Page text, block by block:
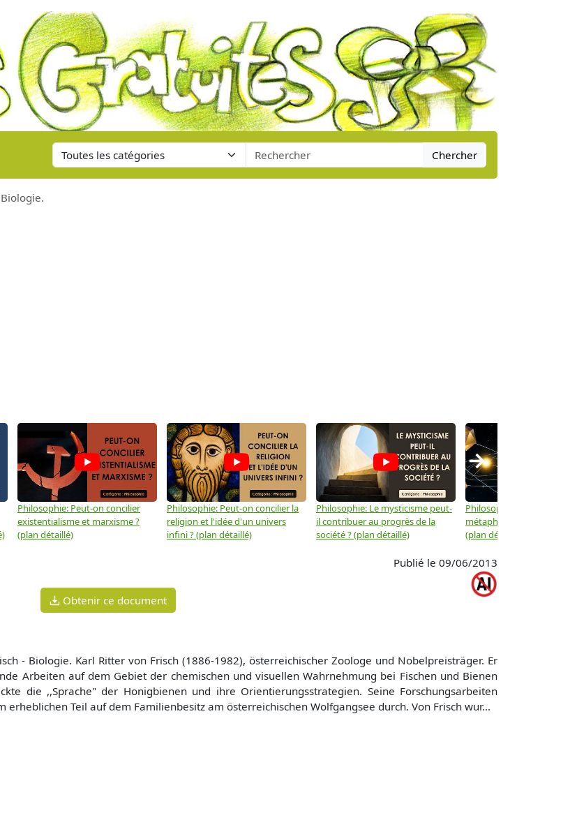
Chercher
Philosophie: Peut-on concilier
existentialisme et marxisme ?
(plan détaillé)
Philosophie: Peut-on concilier la
religion et l'idée d'un univers
infini ? (plan détaillé)
Philosophie: Le mysticisme peut-
il contribuer au progrès de la
société ? (plan détaillé)
Philosophie: Peut-on lier la
métaphysique à la
(plan détaillé)
→
Publié le 09/06/2013
Obtenir ce document
- Biologie. Karl Ritter von Frisch (1886-1982), österreichischer Zoologe und Nobelpreisträger. Er
Arbeiten auf dem Gebiet der chemischen und visuellen Wahrnehmung bei Fischen und Bienen
die ,,Sprache" der Honigbienen und ihre Orientierungsstrategien. Seine Forschungsarbeiten
erheblichen Teil auf dem Familienbesitz am österreichischen Wolfgangsee durch. Von Frisch wur...